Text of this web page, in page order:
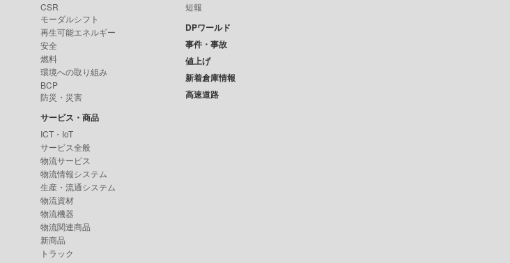
CSR
モーダルシフト
再生可能エネルギー
安全
燃料
環境への取り組み
BCP
防災・災害
サービス・商品
ICT・IoT
サービス全般
物流サービス
物流情報システム
生産・流通システム
物流資材
物流機器
物流関連商品
新商品
トラック
短報
DPワールド
事件・事故
値上げ
新着倉庫情報
高速道路